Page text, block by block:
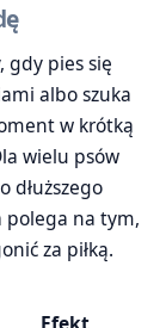
gdy pies się
albo szuka
w krótką
wielu psów
dłuższego
polega na tym,
za piłką.